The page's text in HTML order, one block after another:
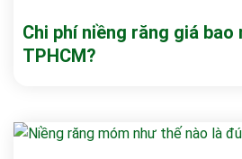
Chi phí niềng răng giá bao
TPHCM?